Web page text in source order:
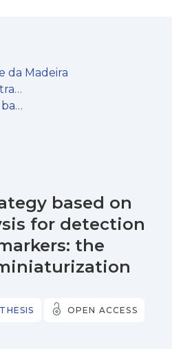
da Madeira
Dissertações de Mestrado
A powerful strategy based on targeted analysis for detection of asthma biomarkers: the challenge for miniaturization
based on
for detection
the
OPEN ACCESS